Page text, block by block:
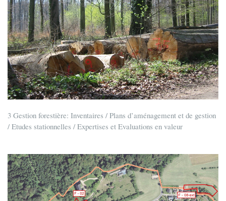
3 Gestion forestière: Inventaires / Plans d’aménagement et de gestion
/ Etudes stationnelles / Expertises et Evaluations en valeur